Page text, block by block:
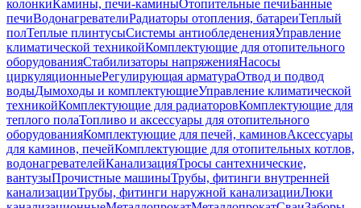
колонкиКамины, печи-каминыОтопительные печиБанные
печиВодонагревателиРадиаторы отопления, батареиТеплый
полТеплые плинтусыСистемы антиобледененияУправление
климатической техникойКомплектующие для отопительного
оборудованияСтабилизаторы напряженияНасосы
циркуляционныеРегулирующая арматураОтвод и подвод
водыДымоходы и комплектующиеУправление климатической
техникойКомплектующие для радиаторовКомплектующие для
теплого полаТопливо и аксессуары для отопительного
оборудованияКомплектующие для печей, каминовАксессуары
для каминов, печейКомплектующие для отопительных котлов,
водонагревателейКанализацияТросы сантехнические,
вантузыПрочистные машиныТрубы, фитинги внутренней
канализацииТрубы, фитинги наружной канализацииЛюки